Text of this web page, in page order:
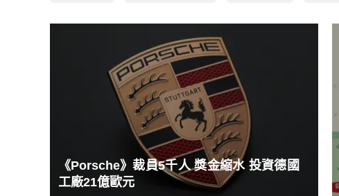
《Porsche》裁員5千人 獎金縮水 投資德國
工廠21億歐元